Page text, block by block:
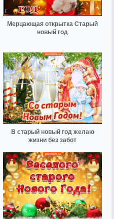
Мерцающая открытка Старый
новый год
В старый новый год желаю
жизни без забот